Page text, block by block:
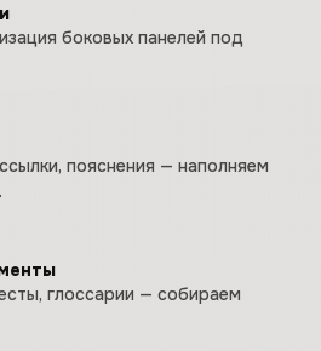
боковых панелей под
пояснения — наполняем
глоссарии — собираем